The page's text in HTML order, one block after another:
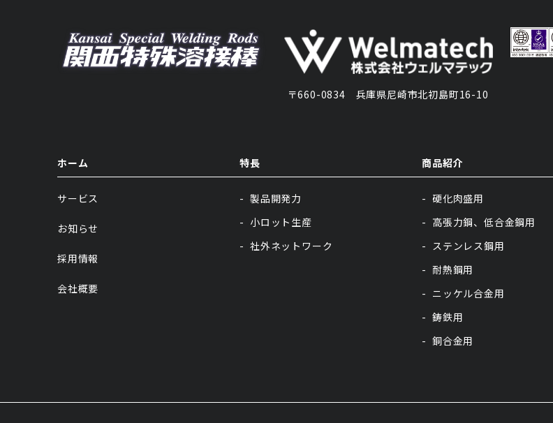
〒660-0834 兵庫県尼崎市北初島町16-10
ホーム
サービス
お知らせ
採用情報
会社概要
特長
製品開発力
小ロット生産
社外ネットワーク
商品紹介
硬化肉盛用
高張力鋼、低合金鋼用
ステンレス鋼用
耐熱鋼用
ニッケル合金用
鋳鉄用
銅合金用